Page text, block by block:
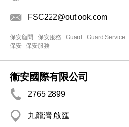
FSC222@outlook.com
保安顧問 保安服務 Guard Guard Service
保安
保安服務
衞安國際有限公司
2765 2899
九龍灣 啟匯